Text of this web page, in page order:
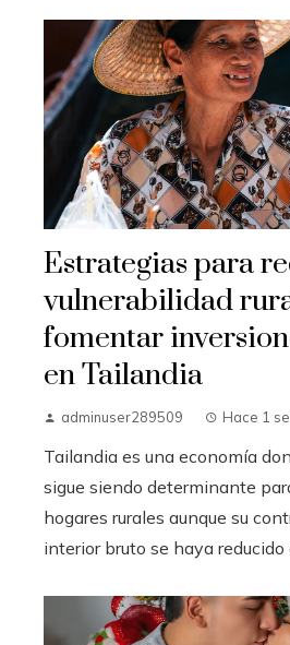
Estrategias para
vulnerabilidad
fomentar
en Tailandia
adminuser289509 Hace 1
Tailandia es una economía
sigue siendo determinante
hogares rurales aunque su
interior bruto se haya reducido